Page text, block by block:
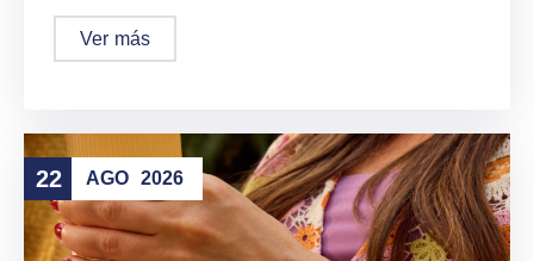
Ver más
22 AGO 2026